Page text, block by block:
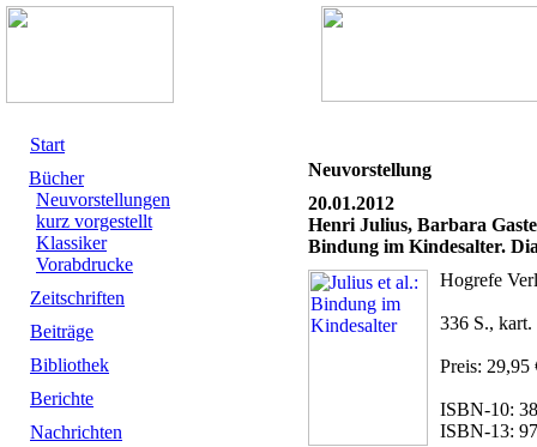
Start
Bücher
Neuvorstellungen
kurz vorgestellt
Klassiker
Vorabdrucke
Zeitschriften
Beiträge
Bibliothek
Berichte
Nachrichten
Neuvorstellung
20.01.2012
Henri Julius, Barbara
Bindung im Kindesalter.
Hogrefe
336 S., kart.
Preis: 29,95
ISBN-10:
ISBN-13: